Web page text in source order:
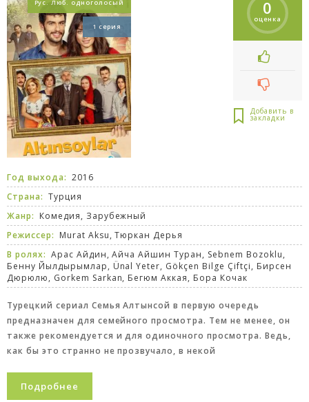
Рус. Люб. одноголосый
1 серия
0
оценка
Год выхода: 2016
Страна: Турция
Жанр: Комедия, Зарубежный
Режиссер: Murat Aksu, Тюркан Дерья
В ролях: Арас Айдин, Айча Айшин Туран, Sebnem Bozoklu,
Бенну Йылдырымлар, Ünal Yeter, Gökçen Bilge Çiftçi, Бирсен
Дюрюлю, Gorkem Sarkan, Бегюм Аккая, Бора Кочак
Турецкий сериал Семья Алтынсой в первую очередь
предназначен для семейного просмотра. Тем не менее, он
также рекомендуется и для одиночного просмотра. Ведь,
как бы это странно не прозвучало, в некой
Подробнее